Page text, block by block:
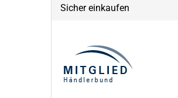
Sicher einkaufen